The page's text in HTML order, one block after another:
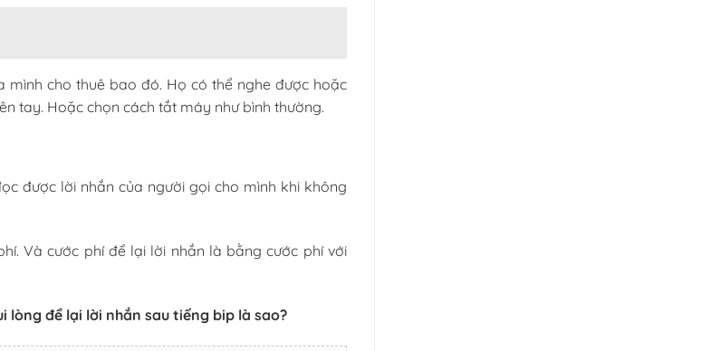
cho thuê bao đó. Họ có thể nghe được hoặc
tay. Hoặc chọn cách tắt máy như bình thường.
được lời nhắn của người gọi cho mình khi không
Và cước phí để lại lời nhắn là bằng cước phí với
lòng để lại lời nhắn sau tiếng bip là sao?